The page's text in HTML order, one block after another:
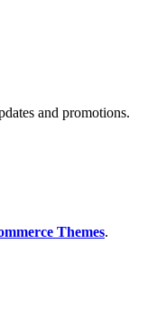
and promotions.
Themes.